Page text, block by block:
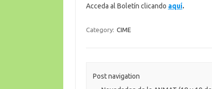
Acceda al Boletín clicando aquí.
Category: CIME
Post navigation